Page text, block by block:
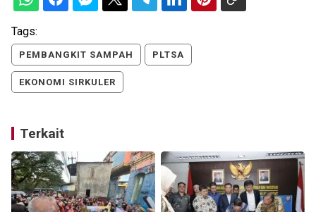
Tags:
PEMBANGKIT SAMPAH PLTSA
EKONOMI SIRKULER
Terkait